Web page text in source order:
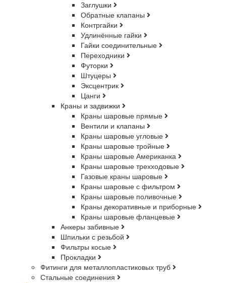
Заглушки
Обратные клапаны
Контргайки
Удлинённые гайки
Гайки соединительные
Переходники
Футорки
Штуцеры
Эксцентрик
Цанги
Краны и задвижки
Краны шаровые прямые
Вентили и клапаны
Краны шаровые угловые
Краны шаровые тройные
Краны шаровые Американка
Краны шаровые трехходовые
Газовые краны шаровые
Краны шаровые с фильтром
Краны шаровые поливочные
Краны декоративные и приборные
Краны шаровые фланцевые
Анкеры забивные
Шпильки с резьбой
Фильтры косые
Прокладки
Фитинги для металлопластиковых труб
Стальные соединения